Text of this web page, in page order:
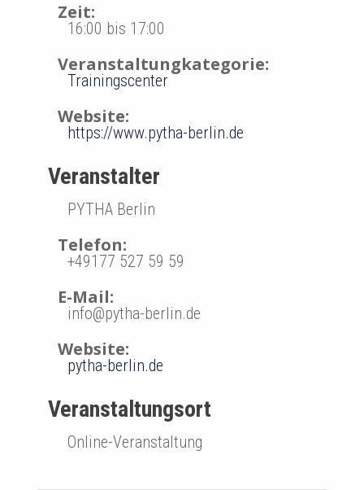
Zeit:
16:00 bis 17:00
Veranstaltungkategorie:
Trainingscenter
Website:
https://www.pytha-berlin.de
Veranstalter
PYTHA Berlin
Telefon:
+49177 527 59 59
E-Mail:
info@pytha-berlin.de
Website:
pytha-berlin.de
Veranstaltungsort
Online-Veranstaltung